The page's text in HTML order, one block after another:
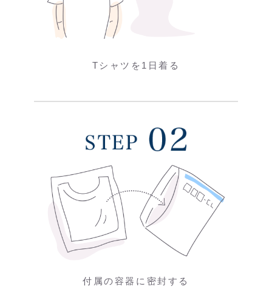
Tシャツを1日着る
付属の容器に密封する